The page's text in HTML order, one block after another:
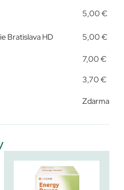
5,00 €
Bratislava HD 5,00 €
7,00 €
3,70 €
Zdarma